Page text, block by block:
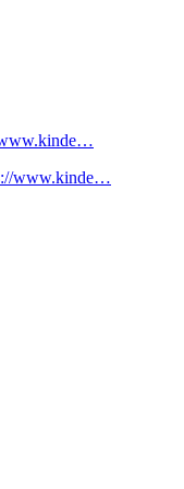
www.kinde…
www.kinde…